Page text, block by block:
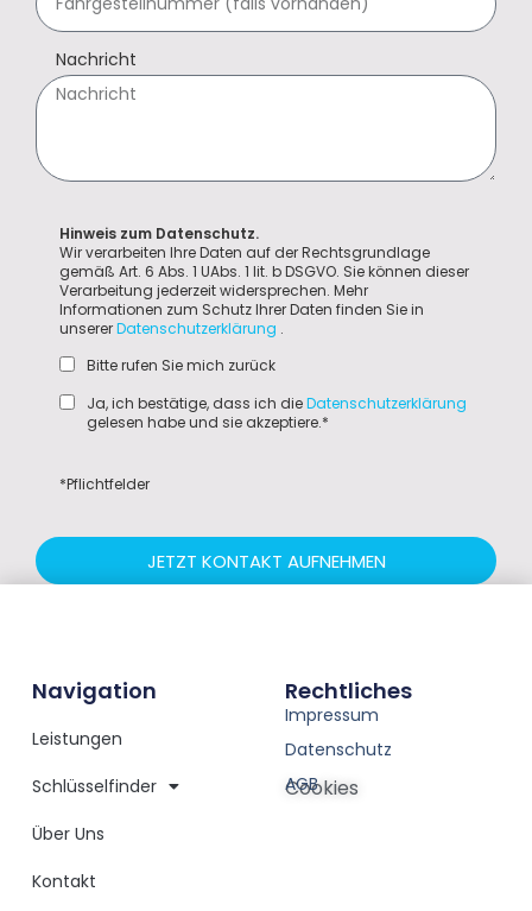
Nachricht
Hinweis zum Datenschutz.
Wir verarbeiten Ihre Daten auf der Rechtsgrundlage
gemäß Art. 6 Abs. 1 UAbs. 1 lit. b DSGVO. Sie können dieser
Verarbeitung jederzeit widersprechen. Mehr
Informationen zum Schutz Ihrer Daten finden Sie in
unsererDatenschutzerklärung .
Bitte rufen Sie mich zurück
Ja, ich bestätige, dass ich dieDatenschutzerklärung
gelesen habe und sie akzeptiere.*
*Pflichtfelder
JETZT KONTAKT AUFNEHMEN
Navigation
Leistungen
Schlüsselfinder
Über Uns
Kontakt
Rechtliches
Impressum
Datenschutz
AGB
Cookies